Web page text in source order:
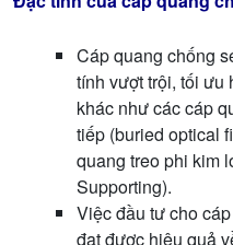
Cáp quang chống
tính vượt trội, tối ưu
khác như các cáp
tiếp (buried optical
quang treo phi kim
Supporting).
Việc đầu tư cho
đạt được hiệu quả